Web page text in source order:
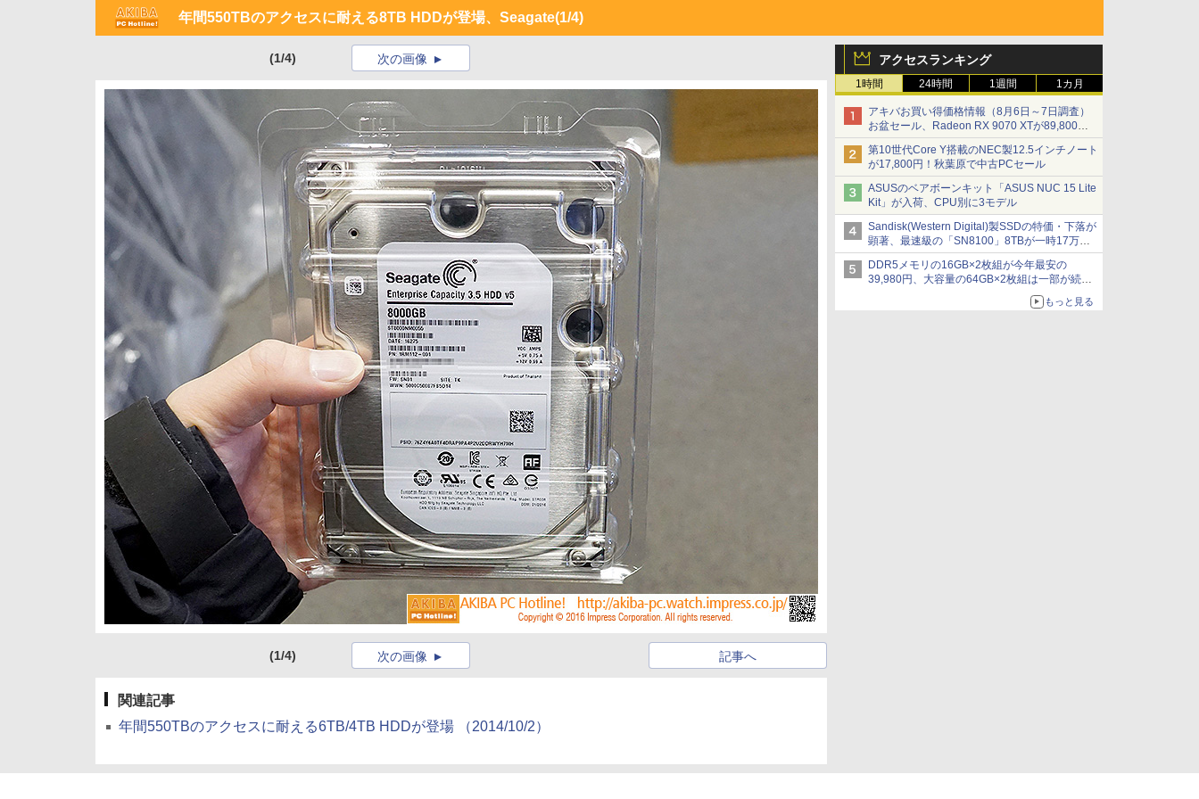
年間550TBのアクセスに耐える8TB HDDが登場、Seagate(1/4)
アクセスランキング
1時間 24時間 1週間 1カ月
アキバお買い得価格情報（8月6日～7日調査）
お盆セール、Radeon RX 9070 XTが89,800
円、水平周波数24.8kHz対応の17型モニターが
9,801円、暑さ指数連動セール ほか
第10世代Core Y搭載のNEC製12.5インチノート
が17,800円！秋葉原で中古PCセール
ASUSのベアボーンキット「ASUS NUC 15 Lite
Kit」が入荷、CPU別に3モデル
Sandisk(Western Digital)製SSDの特価・下落が
顕著、最速級の「SN8100」8TBが一時17万円
割れ [8月前半のSSD価格]
DDR5メモリの16GB×2枚組が今年最安の
39,980円、大容量の64GB×2枚組は一部が続騰
もっと見る
(1/4) 次の画像
(1/4) 記事へ
次の画像
関連記事
年間550TBのアクセスに耐える6TB/4TB HDDが登場 （2014/10/2）